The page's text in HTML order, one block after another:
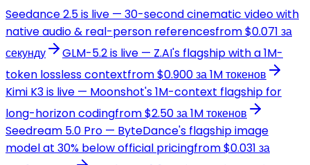
Seedance 2.5 is live — 30-second cinematic video with
native audio & real-person referencesfrom $0.071 за
секунду
GLM-5.2 is live — Z.AI's flagship with a 1M-
token lossless contextfrom $0.900 за 1M токенов
Kimi K3 is live — Moonshot's 1M-context flagship for
long-horizon codingfrom $2.50 за 1M токенов
Seedream 5.0 Pro — ByteDance's flagship image
model at 30% below official pricingfrom $0.031 за